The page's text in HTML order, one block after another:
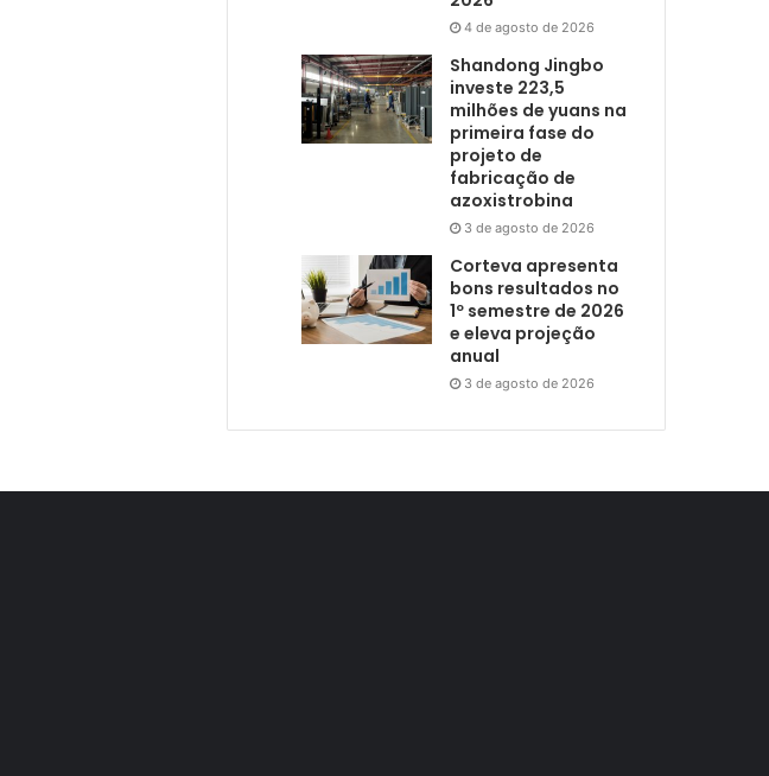
4 de agosto de 2026
Shandong Jingbo
investe 223,5
milhões de yuans na
primeira fase do
projeto de
fabricação de
azoxistrobina
3 de agosto de 2026
Corteva apresenta
bons resultados no
1º semestre de 2026
e eleva projeção
anual
3 de agosto de 2026